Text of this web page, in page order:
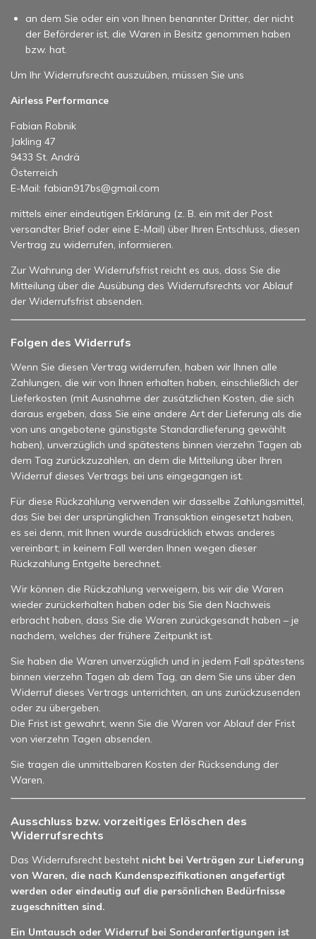
an dem Sie oder ein von Ihnen benannter Dritter, der nicht
der Beförderer ist, die Waren in Besitz genommen haben
bzw. hat.
Um Ihr Widerrufsrecht auszuüben, müssen Sie uns
Airless Performance
Fabian Robnik
Jakling 47
9433 St. Andrä
Österreich
E-Mail: fabian917bs@gmail.com
mittels einer eindeutigen Erklärung (z. B. ein mit der Post
versandter Brief oder eine E-Mail) über Ihren Entschluss, diesen
Vertrag zu widerrufen, informieren.
Zur Wahrung der Widerrufsfrist reicht es aus, dass Sie die
Mitteilung über die Ausübung des Widerrufsrechts vor Ablauf
der Widerrufsfrist absenden.
Folgen des Widerrufs
Wenn Sie diesen Vertrag widerrufen, haben wir Ihnen alle
Zahlungen, die wir von Ihnen erhalten haben, einschließlich der
Lieferkosten (mit Ausnahme der zusätzlichen Kosten, die sich
daraus ergeben, dass Sie eine andere Art der Lieferung als die
von uns angebotene günstigste Standardlieferung gewählt
haben), unverzüglich und spätestens binnen vierzehn Tagen ab
dem Tag zurückzuzahlen, an dem die Mitteilung über Ihren
Widerruf dieses Vertrags bei uns eingegangen ist.
Für diese Rückzahlung verwenden wir dasselbe Zahlungsmittel,
das Sie bei der ursprünglichen Transaktion eingesetzt haben,
es sei denn, mit Ihnen wurde ausdrücklich etwas anderes
vereinbart; in keinem Fall werden Ihnen wegen dieser
Rückzahlung Entgelte berechnet.
Wir können die Rückzahlung verweigern, bis wir die Waren
wieder zurückerhalten haben oder bis Sie den Nachweis
erbracht haben, dass Sie die Waren zurückgesandt haben – je
nachdem, welches der frühere Zeitpunkt ist.
Sie haben die Waren unverzüglich und in jedem Fall spätestens
binnen vierzehn Tagen ab dem Tag, an dem Sie uns über den
Widerruf dieses Vertrags unterrichten, an uns zurückzusenden
oder zu übergeben.
Die Frist ist gewahrt, wenn Sie die Waren vor Ablauf der Frist
von vierzehn Tagen absenden.
Sie tragen die unmittelbaren Kosten der Rücksendung der
Waren.
Ausschluss bzw. vorzeitiges Erlöschen des
Widerrufsrechts
Das Widerrufsrecht besteht nicht bei Verträgen zur Lieferung
von Waren, die nach Kundenspezifikationen angefertigt
werden oder eindeutig auf die persönlichen Bedürfnisse
zugeschnitten sind.
Ein Umtausch oder Widerruf bei Sonderanfertigungen ist